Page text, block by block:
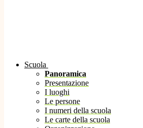
Scuola
Panoramica
Presentazione
I luoghi
Le persone
I numeri della scuola
Le carte della scuola